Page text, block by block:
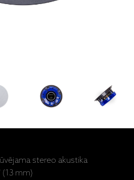
stereo akustika
(13 mm)